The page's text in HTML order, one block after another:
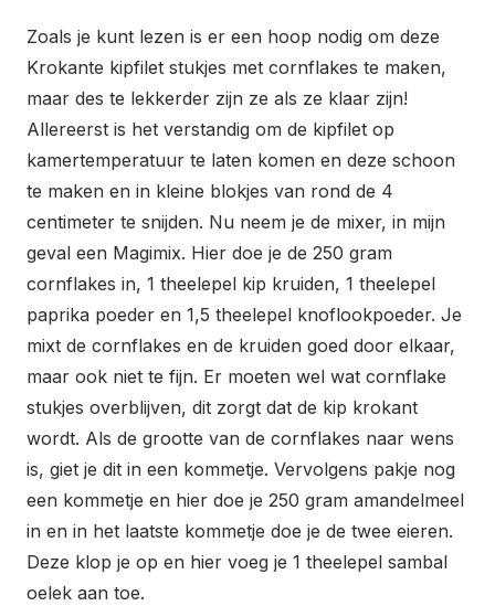
Zoals je kunt lezen is er een hoop nodig om deze
Krokante kipfilet stukjes met cornflakes te maken,
maar des te lekkerder zijn ze als ze klaar zijn!
Allereerst is het verstandig om de kipfilet op
kamertemperatuur te laten komen en deze schoon
te maken en in kleine blokjes van rond de 4
centimeter te snijden. Nu neem je de mixer, in mijn
geval een Magimix. Hier doe je de 250 gram
cornflakes in, 1 theelepel kip kruiden, 1 theelepel
paprika poeder en 1,5 theelepel knoflookpoeder. Je
mixt de cornflakes en de kruiden goed door elkaar,
maar ook niet te fijn. Er moeten wel wat cornflake
stukjes overblijven, dit zorgt dat de kip krokant
wordt. Als de grootte van de cornflakes naar wens
is, giet je dit in een kommetje. Vervolgens pakje nog
een kommetje en hier doe je 250 gram amandelmeel
in en in het laatste kommetje doe je de twee eieren.
Deze klop je op en hier voeg je 1 theelepel sambal
oelek aan toe.